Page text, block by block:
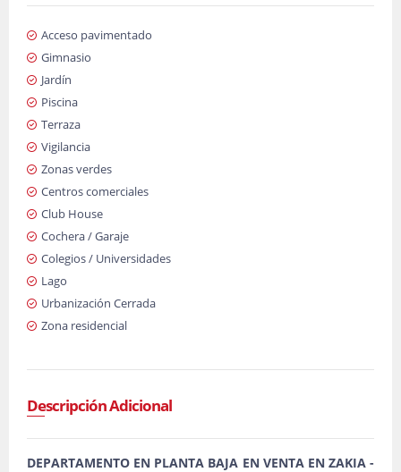
Acceso pavimentado
Gimnasio
Jardín
Piscina
Terraza
Vigilancia
Zonas verdes
Centros comerciales
Club House
Cochera / Garaje
Colegios / Universidades
Lago
Urbanización Cerrada
Zona residencial
Descripción Adicional
DEPARTAMENTO EN PLANTA BAJA EN VENTA EN ZAKIA -